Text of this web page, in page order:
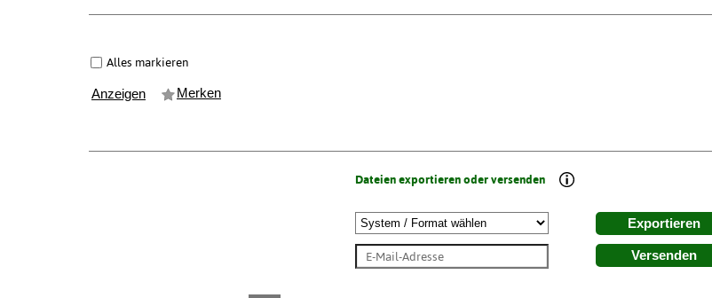
Alles markieren
Anzeigen Merken
Dateien exportieren oder versenden
Exportieren
Versenden